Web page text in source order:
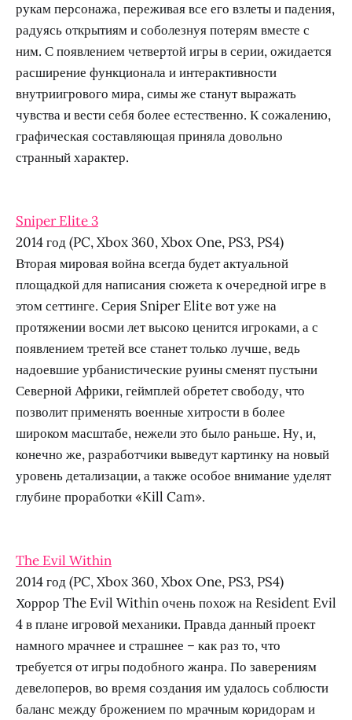
рукам персонажа, переживая все его взлеты и падения,
радуясь открытиям и соболезнуя потерям вместе с
ним. С появлением четвертой игры в серии, ожидается
расширение функционала и интерактивности
внутриигрового мира, симы же станут выражать
чувства и вести себя более естественно. К сожалению,
графическая составляющая приняла довольно
странный характер.
Sniper Elite 3
2014 год (PC, Xbox 360, Xbox One, PS3, PS4)
Вторая мировая война всегда будет актуальной
площадкой для написания сюжета к очередной игре в
этом сеттинге. Серия Sniper Elite вот уже на
протяжении восми лет высоко ценится игроками, а с
появлением третей все станет только лучше, ведь
надоевшие урбанистические руины сменят пустыни
Северной Африки, геймплей обретет свободу, что
позволит применять военные хитрости в более
широком масштабе, нежели это было раньше. Ну, и,
конечно же, разработчики выведут картинку на новый
уровень детализации, а также особое внимание уделят
глубине проработки «Kill Cam».
The Evil Within
2014 год (PC, Xbox 360, Xbox One, PS3, PS4)
Хоррор The Evil Within очень похож на Resident Evil
4 в плане игровой механики. Правда данный проект
намного мрачнее и страшнее – как раз то, что
требуется от игры подобного жанра. По заверениям
девелоперов, во время создания им удалось соблюсти
баланс между брожением по мрачным коридорам и